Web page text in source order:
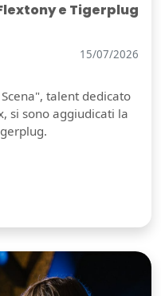
e Tigerplug
15/07/2026
talent dedicato
si sono aggiudicati la